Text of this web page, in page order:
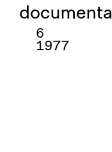
documenta
6
1977